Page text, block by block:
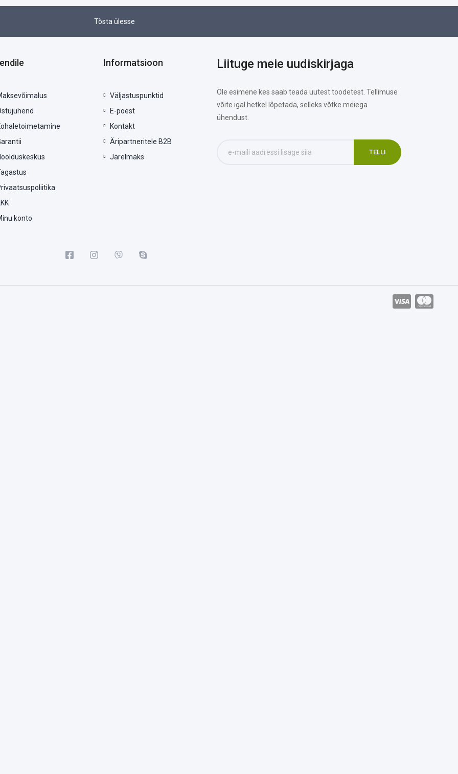
Tõsta ülesse
konto
Informatsioon
Väljastuspunktid
E-poest
Kontakt
Äripartneritele B2B
Järelmaks
Liituge meie uudiskirjaga
Ole esimene kes saab teada uutest toodetest. Tellimuse
võite igal hetkel lõpetada, selleks võtke meiega
ühendust.